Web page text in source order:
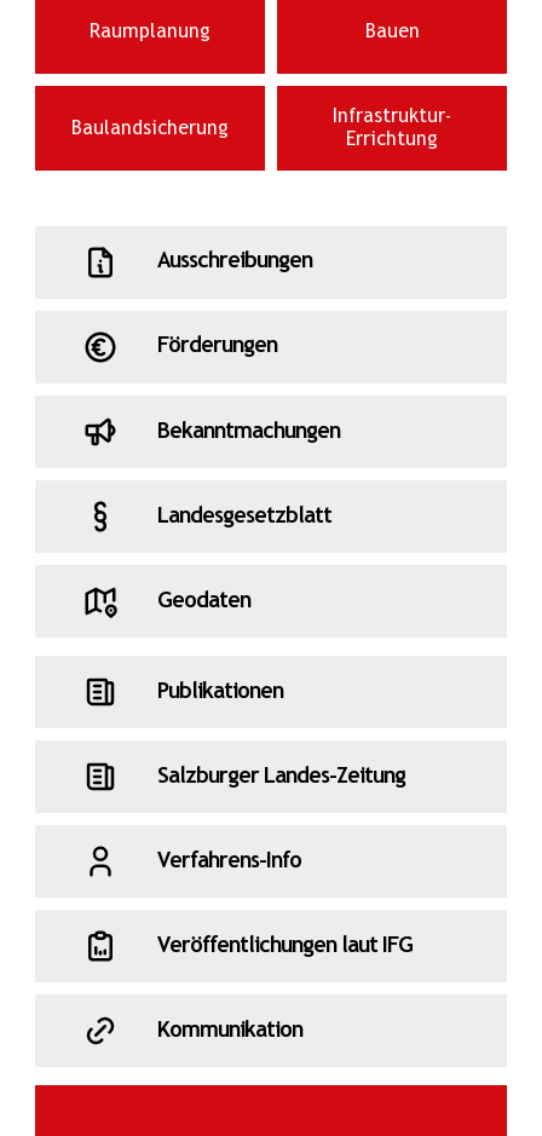
Raumplanung Bauen
Baulandsicherung
Infrastruktur-
Errichtung
Ausschreibungen
Förderungen
Bekanntmachungen
Landesgesetzblatt
Geodaten
Publikationen
Salzburger Landes-Zeitung
Verfahrens-Info
Veröffentlichungen laut IFG
Kommunikation